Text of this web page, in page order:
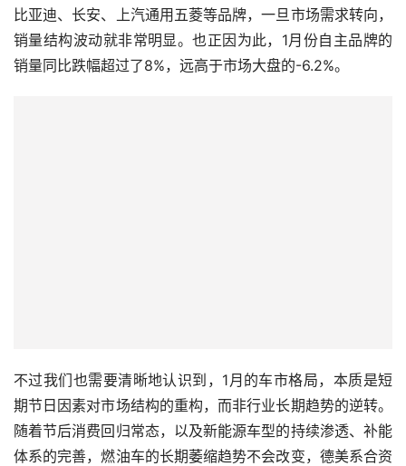
比亚迪、长安、上汽通用五菱等品牌，一旦市场需求转向，
销量结构波动就非常明显。也正因为此，1月份自主品牌的
销量同比跌幅超过了8%，远高于市场大盘的-6.2%。
不过我们也需要清晰地认识到，1月的车市格局，本质是短
期节日因素对市场结构的重构，而非行业长期趋势的逆转。
随着节后消费回归常态，以及新能源车型的持续渗透、补能
体系的完善，燃油车的长期萎缩趋势不会改变，德美系合资